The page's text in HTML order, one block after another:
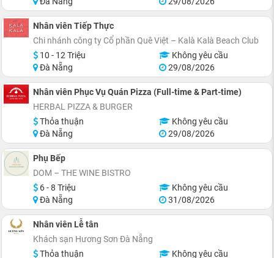
Nhân viên Tiếp Thực
Chi nhánh công ty Cổ phần Quê Việt – Kalà Kalà Beach Club
10 - 12 Triệu
Không yêu cầu
Đà Nẵng
29/08/2026
Nhân viên Phục Vụ Quán Pizza (Full-time & Part-time)
HERBAL PIZZA & BURGER
Thỏa thuận
Không yêu cầu
Đà Nẵng
29/08/2026
Phụ Bếp
DOM – THE WINE BISTRO
6 - 8 Triệu
Không yêu cầu
Đà Nẵng
31/08/2026
Nhân viên Lễ tân
Khách sạn Hương Sơn Đà Nẵng
Thỏa thuận
Không yêu cầu